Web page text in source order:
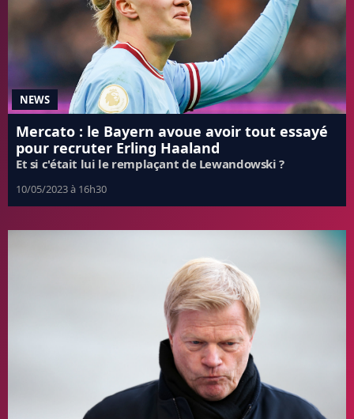
NEWS
Mercato : le Bayern avoue avoir tout essayé
pour recruter Erling Haaland
Et si c'était lui le remplaçant de Lewandowski ?
10/05/2023 à 16h30